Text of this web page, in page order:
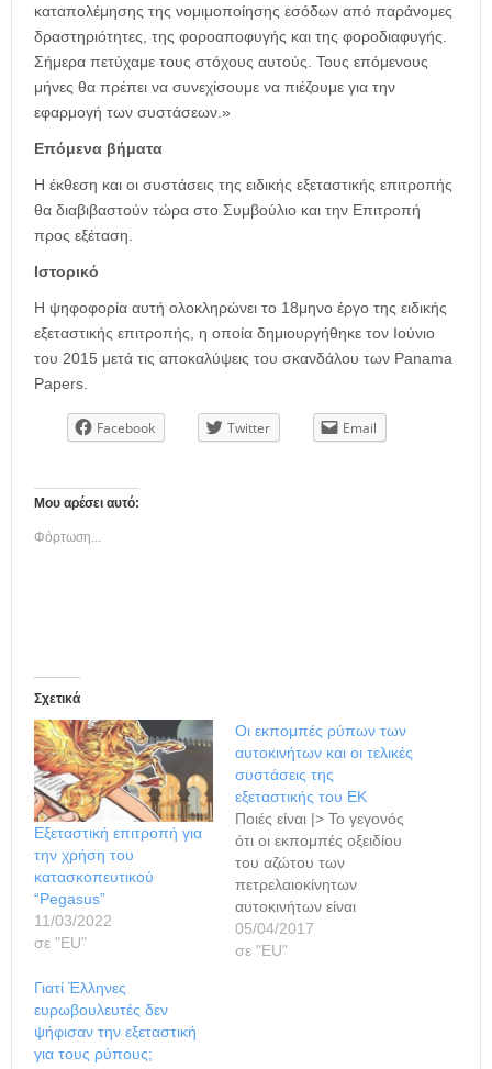
καταπολέμησης της νομιμοποίησης εσόδων από παράνομες
δραστηριότητες, της φοροαποφυγής και της φοροδιαφυγής.
Σήμερα πετύχαμε τους στόχους αυτούς. Τους επόμενους
μήνες θα πρέπει να συνεχίσουμε να πιέζουμε για την
εφαρμογή των συστάσεων.»
Επόμενα βήματα
Η έκθεση και οι συστάσεις της ειδικής εξεταστικής επιτροπής
θα διαβιβαστούν τώρα στο Συμβούλιο και την Επιτροπή
προς εξέταση.
Ιστορικό
Η ψηφοφορία αυτή ολοκληρώνει το 18μηνο έργο της ειδικής
εξεταστικής επιτροπής, η οποία δημιουργήθηκε τον Ιούνιο
του 2015 μετά τις αποκαλύψεις του σκανδάλου των Panama
Papers.
Facebook Twitter Email
Μου αρέσει αυτό:
Φόρτωση...
Σχετικά
Εξεταστική επιτροπή για
την χρήση του
κατασκοπευτικού
“Pegasus”
11/03/2022
σε "ΕU"
Οι εκπομπές ρύπων των
αυτοκινήτων και οι τελικές
συστάσεις της
εξεταστικής του ΕΚ
Ποιές είναι |> Το γεγονός
ότι οι εκπομπές οξειδίου
του αζώτου των
πετρελαιοκίνητων
αυτοκινήτων είναι
υψηλότερες σε συνθήκες
πραγματικής οδήγησης
05/04/2017
σε "ΕU"
Γιατί Έλληνες
ευρωβουλευτές δεν
ψήφισαν την εξεταστική
για τους ρύπους;